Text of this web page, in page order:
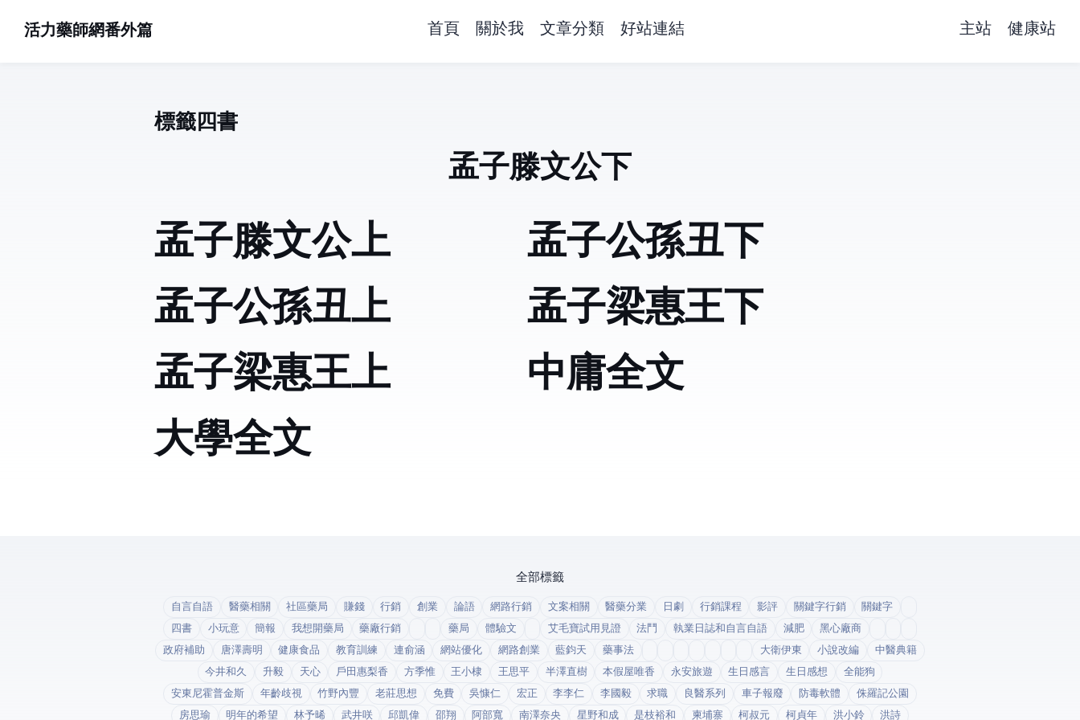
活力藥師網番外篇 首頁 關於我 文章分類 好站連結 主站 健康站
標籤: 四書 (8)
孟子滕文公下
孟子滕文公上
孟子公孫丑下
孟子公孫丑上
孟子梁惠王下
孟子梁惠王上
中庸全文
大學全文
全部標籤
自言自語 醫藥相關 社區藥局 賺錢 行銷 創業 論語 網路行銷 文案相關 醫藥分業 日劇 行銷課程 影評 關鍵字行銷
關鍵字
四書
小玩意 簡報 我想開藥局 藥廠行銷 藥局 體驗文 艾毛寶試用見證 法鬥 執業日誌和自言自語 減肥
黑心廠商
政府補助
唐澤壽明 健康食品 教育訓練 連俞涵 網站優化 網路創業 藍鈞天 藥事法 大衛伊東 小說改編
中醫典籍
今井和久
升毅 天心 戶田惠梨香 方季惟 王小棣 王思平 半澤直樹 本假屋唯香 永安旅遊 生日感言 生日感想
全能狗
安東尼霍普金斯
年齡歧視 竹野內豐 老莊思想 免費 吳慷仁 宏正 李李仁 李國毅 求職 良醫系列 車子報廢 防毒軟體
侏羅記公園
房思瑜
明年的希望 林予晞 武井咲 邱凱偉 邵翔 阿部寬 南澤奈央 星野和成 是枝裕和 柬埔寨 柯叔元 柯貞年 洪小鈴 洪詩